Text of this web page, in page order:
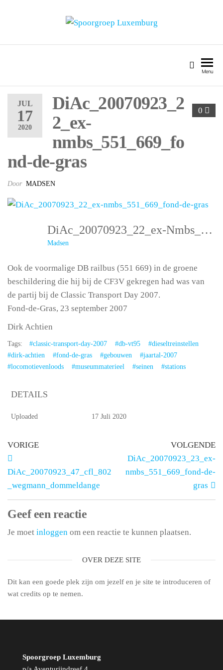
Menu
JUL
17
2020
0
DiAc_20070923_2
2_ex-
nmbs_551_669_fo
nd-de-gras
Door MADSEN
DiAc_20070923_22_ex-Nmbs_551_669_fond-De-Gras
Madsen
Ook de voormalige DB railbus (551 669) in de groene
beschildering die hij bij de CF3V gekregen had was van
de partij bij de Classic Transport Day 2007.
Fond-de-Gras, 23 september 2007
Dirk Achtien
Tags: #classic-transport-day-2007 #db-vt95
#dieseltreinstellen
#dirk-achtien
#fond-de-gras #gebouwen
#jaartal-2007
#locomotievenloods
#museummaterieel #seinen #stations
DETAILS
Uploaded 17 Juli 2020
VORIGE
DiAc_20070923_47_cfl_802
_wegmann_dommeldange
VOLGENDE
DiAc_20070923_23_ex-
nmbs_551_669_fond-de-
gras
Geef een reactie
Je moet inloggen om een reactie te kunnen plaatsen.
OVER DEZE SITE
Dit kan een goede plek zijn om jezelf en je site te introduceren of
wat credits op te nemen.
Spoorgroep Luxemburg